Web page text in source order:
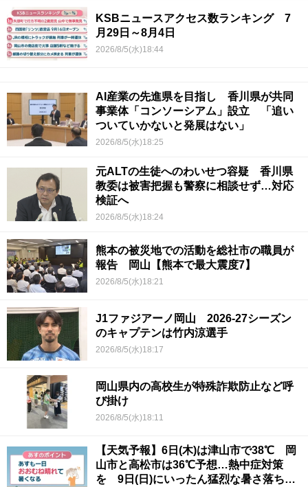
KSBニュースアクセス数ランキング 7
月29日～8月4日
2026/8/5(水)18:44
AI産業の先進県を目指し 香川県が共同
事業体「コンソーシアム」設立 「追い
ついていかないと発展はない」
2026/8/5(水)18:25
元ALTの生徒へのわいせつ容疑 香川県
教委は被害把握も警察に相談せず…対応
検証へ
2026/8/5(水)18:24
熊本の被災地での活動を総社市の職員が
報告 岡山【熊本で最大震度7】
2026/8/5(水)18:21
J1ファジアーノ岡山 2026-27シーズン
のキャプテンは竹内涼選手
2026/8/5(水)18:17
岡山県内の高校生が特殊詐欺防止など呼
び掛け
2026/8/5(水)18:11
【天気予報】6日(木)は津山市で38℃ 岡
山市と高松市は36℃予想…熱中症対策
を 9日(日)にいったん猛烈な暑さ落ち着